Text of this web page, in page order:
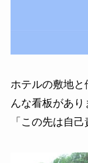
ホテルの敷地と
んな看板があり
「この先は自